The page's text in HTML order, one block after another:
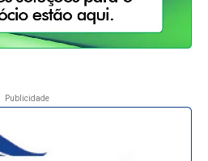
Publicidade